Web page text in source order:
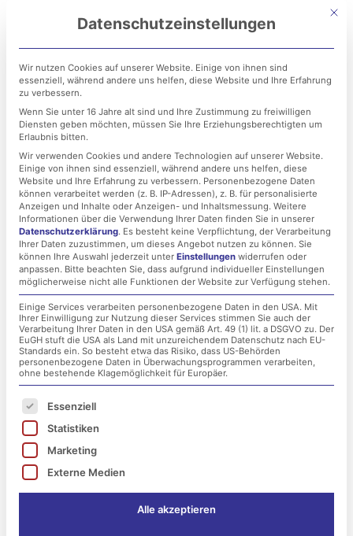
springen
Internetbedrohungen:
Die dunkle Gefahr aus
dem Internet!
1. November 2021
Mit
Datenschutzeinstellungen
Wir nutzen Cookies auf unserer Website. Einige von ihnen sind
essenziell, während andere uns helfen, diese Website und Ihre Erfahrung
zu verbessern.
Wenn Sie unter 16 Jahre alt sind und Ihre Zustimmung zu freiwilligen
Diensten geben möchten, müssen Sie Ihre Erziehungsberechtigten um
Erlaubnis bitten.
Wir verwenden Cookies und andere Technologien auf unserer Website.
Einige von ihnen sind essenziell, während andere uns helfen, diese
Website und Ihre Erfahrung zu verbessern. Personenbezogene Daten
können verarbeitet werden (z. B. IP-Adressen), z. B. für personalisierte
Anzeigen und Inhalte oder Anzeigen- und Inhaltsmessung. Weitere
Informationen über die Verwendung Ihrer Daten finden Sie in unserer
Datenschutzerklärung. Es besteht keine Verpflichtung, der Verarbeitung
Ihrer Daten zuzustimmen, um dieses Angebot nutzen zu können. Sie
können Ihre Auswahl jederzeit unter Einstellungen widerrufen oder
anpassen. Bitte beachten Sie, dass aufgrund individueller Einstellungen
möglicherweise nicht alle Funktionen der Website zur Verfügung stehen.
Einige Services verarbeiten personenbezogene Daten in den USA. Mit
Ihrer Einwilligung zur Nutzung dieser Services stimmen Sie auch der
Verarbeitung Ihrer Daten in den USA gemäß Art. 49 (1) lit. a DSGVO zu. Der
EuGH stuft die USA als Land mit unzureichendem Datenschutz nach EU-
Standards ein. So besteht etwa das Risiko, dass US-Behörden
personenbezogene Daten in Überwachungsprogrammen verarbeiten,
ohne bestehende Klagemöglichkeit für Europäer.
Es folgt eine Liste der Service-Gruppen, für die
Essenziell
Statistiken
Marketing
Externe Medien
Alle akzeptieren